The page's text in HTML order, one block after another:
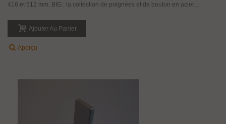
416 et 512 mm. BIG : la collection de poignées et de bouton en acier...
Ajouter Au Panier
Aperçu